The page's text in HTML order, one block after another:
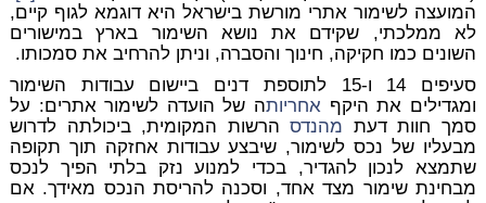
המועצה לשימור אתרי מורשת בישראל היא דוגמא לגוף קיים,
לא ממלכתי, שקידם את נושא השימור בארץ במישורים
השונים כמו חקיקה, חינוך והסברה, וניתן להרחיב את סמכותו.
סעיפים 14 ו-15 לתוספת דנים ביישום עבודות השימור
ומגדילים את היקף אחריותה של הועדה לשימור אתרים: על
סמך חוות דעת מהנדסהרשות המקומית, ביכולתה לדרוש
מבעליו של נכס לשימור, שיבצע עבודות אחזקה תוך תקופה
שתמצא לנכון להגדיר, בכדי למנוע נזק בלתי הפיך לנכס
מבחינת שימור מצד אחד, וסכנה להריסת הנכס מאידך. אם